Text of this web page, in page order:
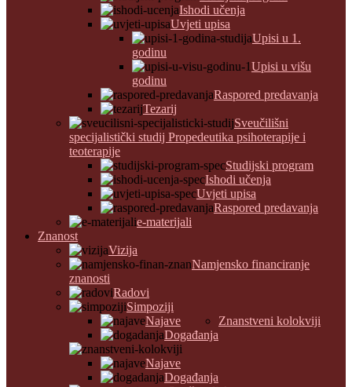
Ishodi učenja
Uvjeti upisa
Upisi u 1.
godinu
Upisi u višu
godinu
Raspored predavanja
Tezarij
Sveučilišni
specijalistički studij Propedeutika psihoterapije i
teoterapije
Studijski program
Ishodi učenja
Uvjeti upisa
Raspored predavanja
e-materijali
Znanost
Vizija
Namjensko financiranje
znanosti
Radovi
Simpoziji
Najave
Događanja
Znanstveni kolokviji
Najave
Događanja